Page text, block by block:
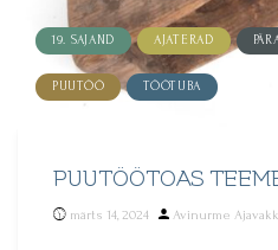
19. SAJAND AJATERAD
PUUTÖÖ TÖÖTUBA
PUUTÖÖTOAS
märts 14, 2024
Posted
Avinurme Ajavakk